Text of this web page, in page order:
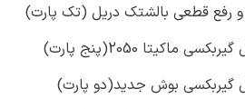
رفع قطعی بالشتک دریل (تک پارت)
ماکیتا 2050(پنج پارت)
گیربکسی بوش جدید(دو پارت)